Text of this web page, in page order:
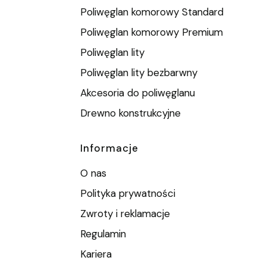
Poliwęglan komorowy Standard
Poliwęglan komorowy Premium
Poliwęglan lity
Poliwęglan lity bezbarwny
Akcesoria do poliwęglanu
Drewno konstrukcyjne
Informacje
O nas
Polityka prywatności
Zwroty i reklamacje
Regulamin
Kariera